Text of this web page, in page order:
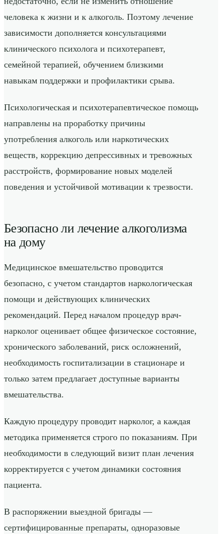
человека к жизни и к алкоголь. Поэтому лечение
зависимости дополняется консультациями
клинического психолога и психотерапевт,
семейной терапией, обучением близкими
навыкам поддержки и профилактики срыва.
Психологическая и психотерапевтическое помощь
направлены на проработку причины
употребления алкоголь или наркотических
веществ, коррекцию депрессивных и тревожных
расстройств, формирование новых моделей
поведения и устойчивой мотивации к трезвости.
Безопасно ли лечение алкоголизма
на дому
Медицинское вмешательство проводится
безопасно, с учетом стандартов наркологическая
помощи и действующих клинических
рекомендаций. Перед началом процедур врач-
нарколог оценивает общее физическое состояние,
хронического заболеваний, риск осложнений,
необходимость госпитализации в стационаре и
только затем предлагает доступные варианты
вмешательства.
Каждую процедуру проводит нарколог, а каждая
методика применяется строго по показаниям. При
необходимости в следующий визит план лечения
корректируется с учетом динамики состояния
пациента.
В распоряжении выездной бригады —
сертифицированные препараты, одноразовые